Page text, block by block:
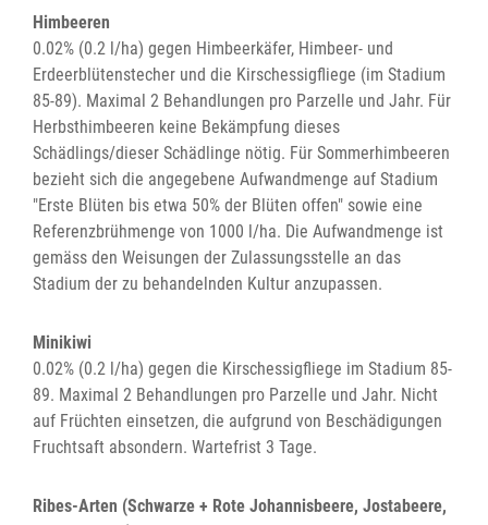
Himbeeren
0.02% (0.2 l/ha) gegen Himbeerkäfer, Himbeer- und
Erdeerblütenstecher und die Kirschessigfliege (im Stadium
85-89). Maximal 2 Behandlungen pro Parzelle und Jahr. Für
Herbsthimbeeren keine Bekämpfung dieses
Schädlings/dieser Schädlinge nötig. Für Sommerhimbeeren
bezieht sich die angegebene Aufwandmenge auf Stadium
"Erste Blüten bis etwa 50% der Blüten offen" sowie eine
Referenzbrühmenge von 1000 l/ha. Die Aufwandmenge ist
gemäss den Weisungen der Zulassungsstelle an das
Stadium der zu behandelnden Kultur anzupassen.
Minikiwi
0.02% (0.2 l/ha) gegen die Kirschessigfliege im Stadium 85-
89. Maximal 2 Behandlungen pro Parzelle und Jahr. Nicht
auf Früchten einsetzen, die aufgrund von Beschädigungen
Fruchtsaft absondern. Wartefrist 3 Tage.
Ribes-Arten (Schwarze + Rote Johannisbeere, Jostabeere,